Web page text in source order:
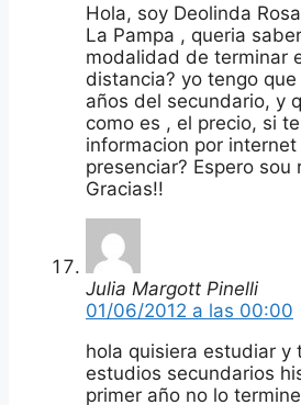
Hola, soy Deolinda
La Pampa , queria
modalidad de terminar
distancia? yo tengo
años del secundario, y
como es , el precio, si
informacion por
presenciar? Espero sou
Gracias!!
Julia Margott Pinelli
01/06/2012 a las 00:00
hola quisiera estudiar y
estudios secundarios
primer año no lo